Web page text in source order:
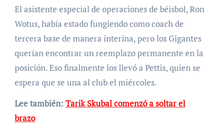
El asistente especial de operaciones de béisbol, Ron
Wotus, había estado fungiendo como coach de
tercera base de manera interina, pero los Gigantes
querían encontrar un reemplazo permanente en la
posición. Eso finalmente los llevó a Pettis, quien se
espera que se una al club el miércoles.
Lee también: Tarik Skubal comenzó a soltar el
brazo